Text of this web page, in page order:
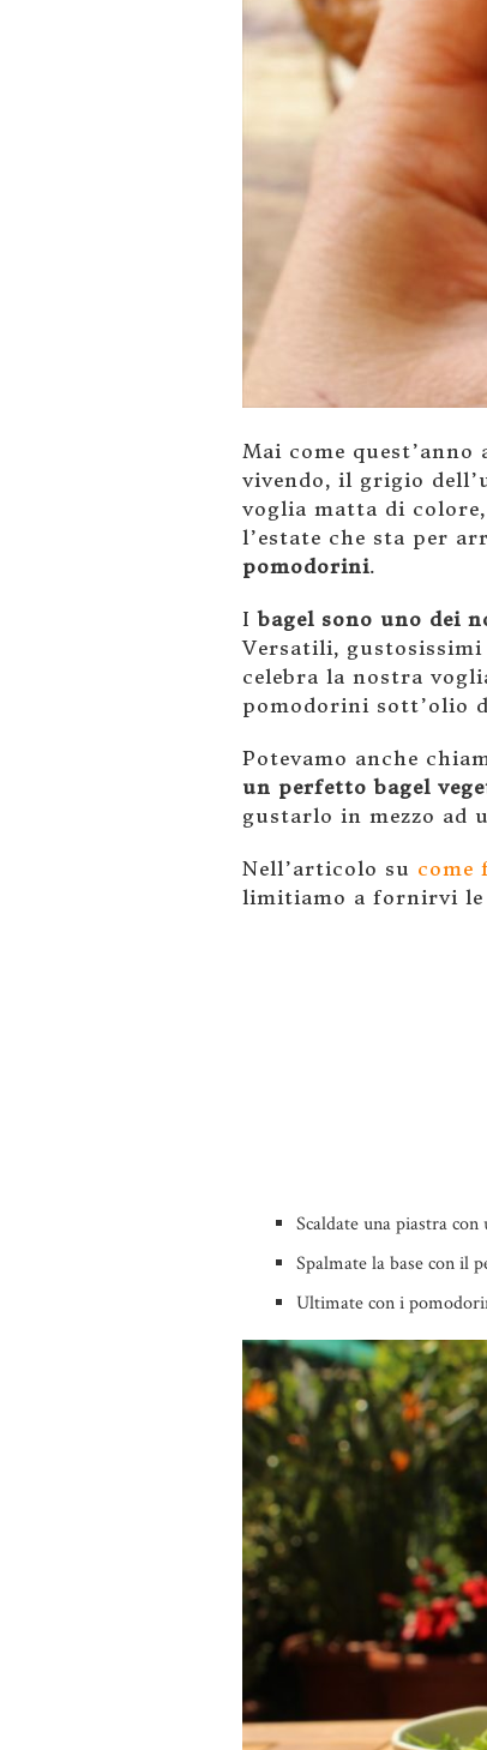
Mai come
vivendo, il grigio
voglia matta di
l’estate che sta per
pomodorini.
Ibagel sono uno dei
Versatili,
celebra la nostra
pomodorini sott’olio
Potevamo anche
un perfetto bagel
gustarlo in mezzo ad
Nell’articolo su come
limitiamo a fornirvi le
Scaldate una piastra
Spalmate la base con il
Ultimate con i